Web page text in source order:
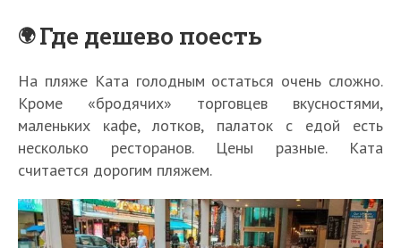
Где дешево поесть
На пляже Ката голодным остаться очень сложно.
Кроме «бродячих» торговцев вкусностями,
маленьких кафе, лотков, палаток с едой есть
несколько ресторанов. Цены разные. Ката
считается дорогим пляжем.